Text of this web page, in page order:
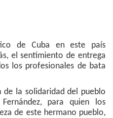
de Cuba en este país
el sentimiento de entrega
los profesionales de bata
de la solidaridad del pueblo
para quien los
de este hermano pueblo,